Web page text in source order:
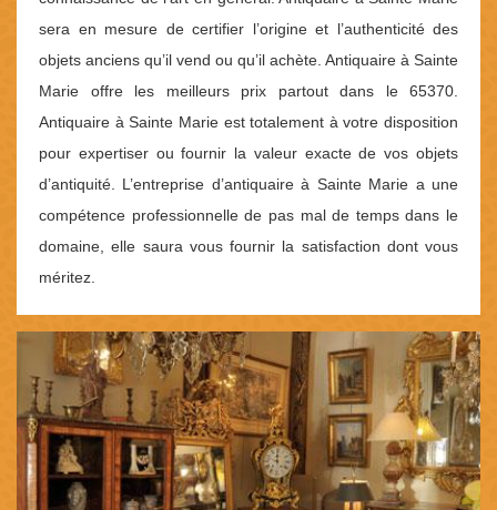
sera en mesure de certifier l’origine et l’authenticité des
objets anciens qu’il vend ou qu’il achète. Antiquaire à Sainte
Marie offre les meilleurs prix partout dans le 65370.
Antiquaire à Sainte Marie est totalement à votre disposition
pour expertiser ou fournir la valeur exacte de vos objets
d’antiquité. L’entreprise d’antiquaire à Sainte Marie a une
compétence professionnelle de pas mal de temps dans le
domaine, elle saura vous fournir la satisfaction dont vous
méritez.